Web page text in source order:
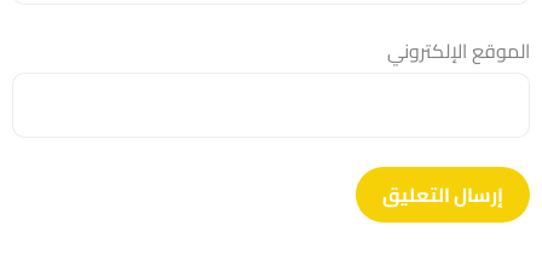
الموقع الإلكتروني